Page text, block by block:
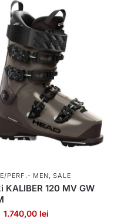
PERF.- MEN,SALE
KALIBER 120 MV GW
1.740,00 lei